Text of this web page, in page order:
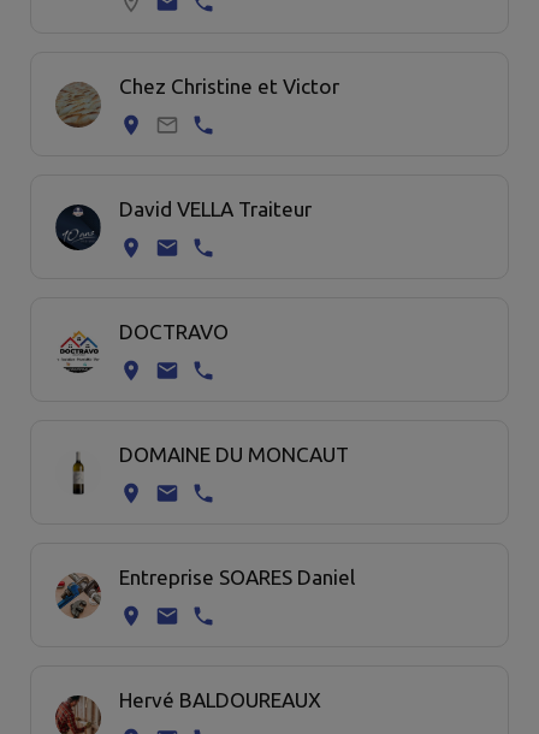
Chez Christine et Victor
David VELLA Traiteur
DOCTRAVO
DOMAINE DU MONCAUT
Entreprise SOARES Daniel
Hervé BALDOUREAUX